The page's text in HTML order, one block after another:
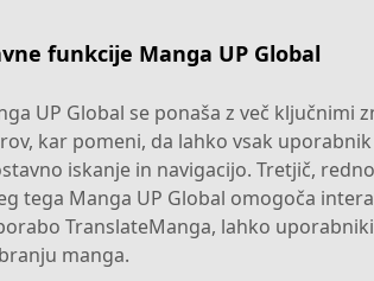
funkcije Manga UP Global
UP Global se ponaša z več
kar pomeni, da lahko vsak
iskanje in navigacijo. Tretjič,
tega Manga UP Global omogoča
TranslateManga, lahko
manga.